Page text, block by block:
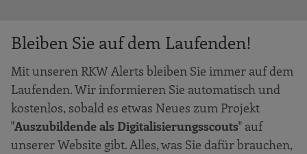
Bleiben Sie auf dem Laufenden!
Mit unseren RKW Alerts bleiben Sie immer auf dem
Laufenden. Wir informieren Sie automatisch und
kostenlos, sobald es etwas Neues zum Projekt
"Auszubildende als Digitalisierungsscouts" auf
unserer Website gibt. Alles, was Sie dafür brauchen,